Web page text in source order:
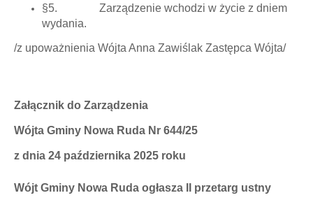
§5. Zarządzenie wchodzi w życie z dniem
wydania.
/z upoważnienia Wójta Anna Zawiślak Zastępca Wójta/
Załącznik do Zarządzenia
Wójta Gminy Nowa Ruda Nr 644/25
z dnia 24 października 2025 roku
Wójt Gminy Nowa Ruda ogłasza II przetarg ustny